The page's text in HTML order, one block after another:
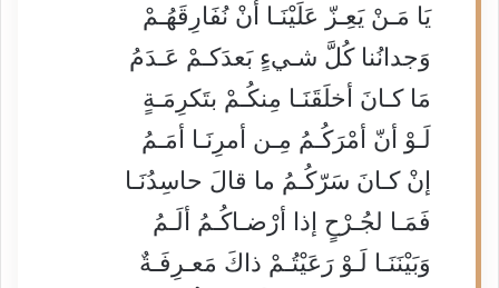
يَا مَـنْ يَعِـزّ عَلَيْنَـا أنْ نُفَارِقَهُـمْ
وَجدانُنا كُلَّ شـيءٍ بَعدَكـمْ عَـدَمُ
مَا كـانَ أخلَقَنَـا مِنكُـمْ بتَكرِمَـةٍ
لَـوْ أنّ أمْرَكُـمُ مِـن أمرِنَـا أمَـمُ
إنْ كـانَ سَرّكُـمُ ما قالَ حاسِدُنَـا
فَمَـا لجُـرْحٍ إذا أرْضـاكُـمُ ألَـمُ
وَبَيْنَنَـا لَـوْ رَعَيْتُـمْ ذاكَ مَعـرِفَـةٌ